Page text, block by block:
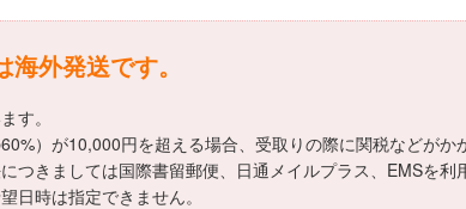
外発送です。
す。
）が10,000円を超える場合、受取りの際に関税などがか
つきましては国際書留郵便、日通メイルプラス、EMSを利
日時は指定できません。